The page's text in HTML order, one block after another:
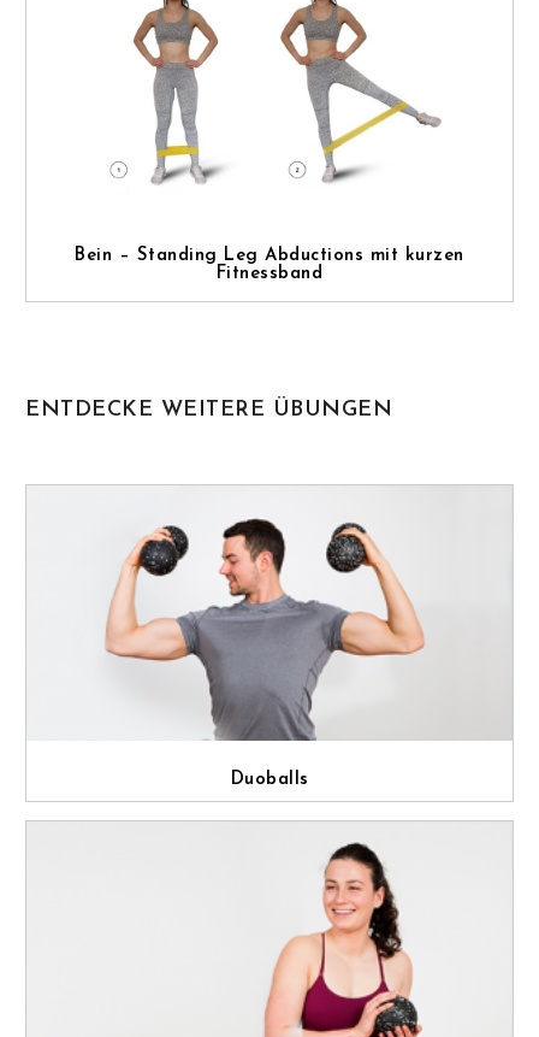
Bein – Standing Leg Abductions mit kurzen
Fitnessband
ENTDECKE WEITERE ÜBUNGEN
Duoballs